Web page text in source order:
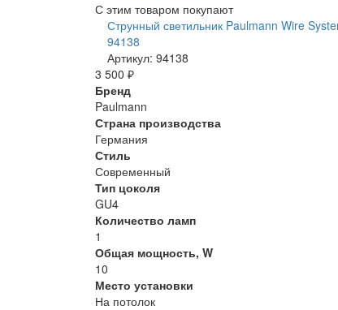
С этим товаром покупают
Струнный светильник Paulmann Wire
94138
Артикул: 94138
3 500 ₽
Бренд
Paulmann
Страна производства
Германия
Стиль
Современный
Тип цоколя
GU4
Количество ламп
1
Общая мощность, W
10
Место установки
На потолок